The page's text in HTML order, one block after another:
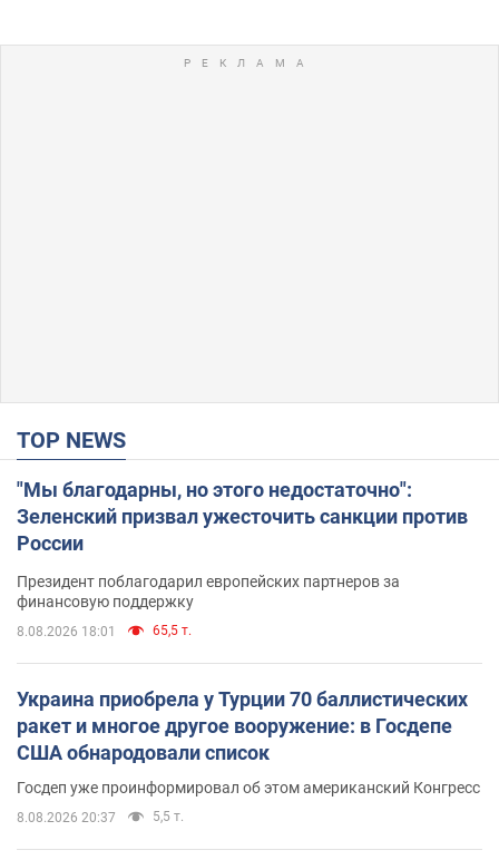
TOP NEWS
"Мы благодарны, но этого недостаточно":
Зеленский призвал ужесточить санкции против
России
Президент поблагодарил европейских партнеров за
финансовую поддержку
8.08.2026 18:01 65,5 т.
Украина приобрела у Турции 70 баллистических
ракет и многое другое вооружение: в Госдепе
США обнародовали список
Госдеп уже проинформировал об этом американский Конгресс
8.08.2026 20:37 5,5 т.